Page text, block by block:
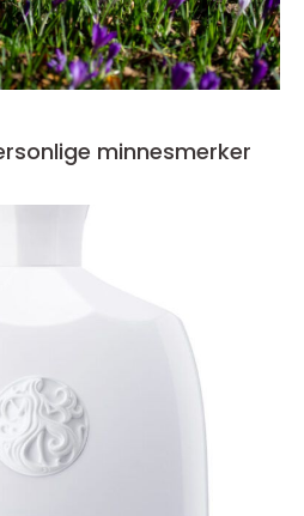
minnesmerker